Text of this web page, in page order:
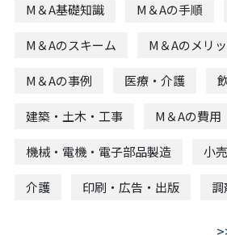
M＆A基礎知識 M＆Aの手順
M＆Aのスキーム M＆Aのメリ
M＆Aの事例 医療・介護
建築・土木・工事 M＆Aの費用
機械・電機・電子部品製造 小売
介護 印刷・広告・出版